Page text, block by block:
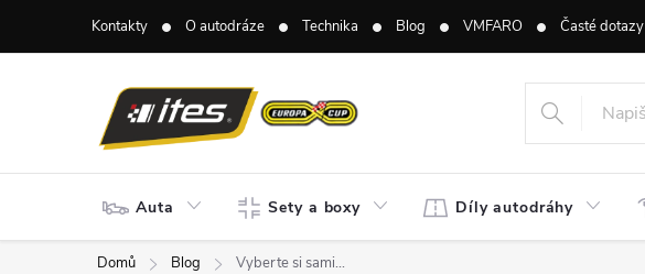
Kontakty O autodráze Technika Blog VMFARO Časté dotazy
Auta Sety a boxy Díly autodráhy
Domů Blog Vyberte si sami...